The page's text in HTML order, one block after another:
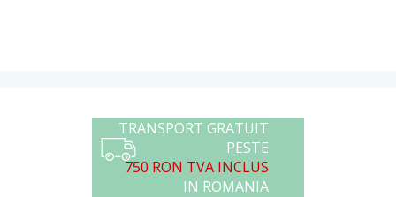
TRANSPORT GRATUIT
PESTE
750 RON TVA INCLUS
IN ROMANIA